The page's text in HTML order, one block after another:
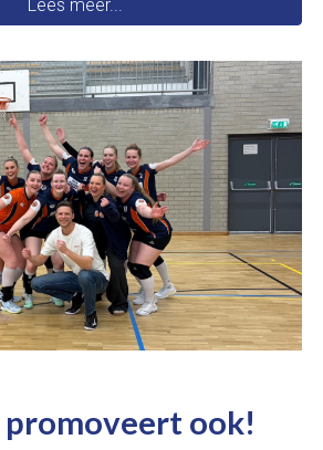
Lees meer...
promoveert ook!